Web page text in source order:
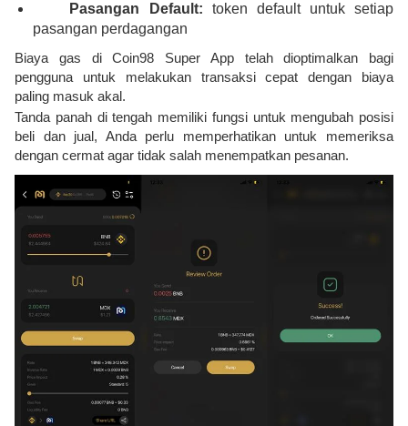
Pasangan Default: token default untuk setiap
pasangan perdagangan
Biaya gas di Coin98 Super App telah dioptimalkan bagi
pengguna untuk melakukan transaksi cepat dengan biaya
paling masuk akal.
Tanda panah di tengah memiliki fungsi untuk mengubah posisi
beli dan jual, Anda perlu memperhatikan untuk memeriksa
dengan cermat agar tidak salah menempatkan pesanan.